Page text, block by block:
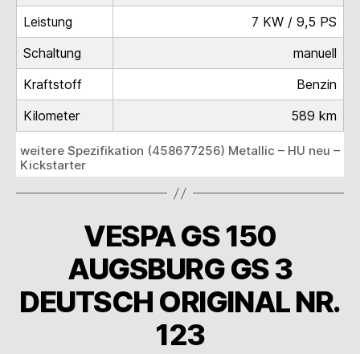
Leistung
7 KW / 9,5 PS
Schaltung
manuell
Kraftstoff
Benzin
Kilometer
589 km
weitere Spezifikation (458677256) Metallic – HU neu –
Kickstarter
VESPA GS 150
AUGSBURG GS 3
DEUTSCH ORIGINAL NR.
123